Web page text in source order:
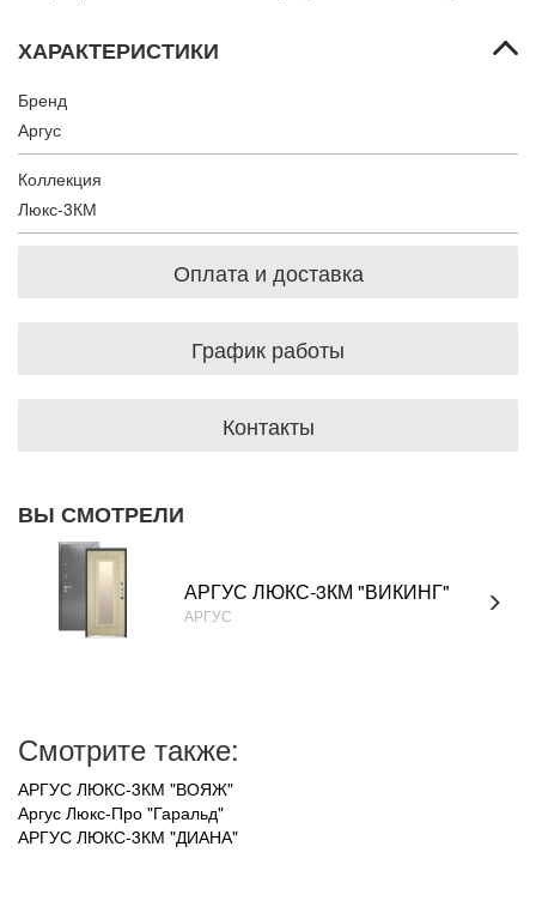
ХАРАКТЕРИСТИКИ
Бренд
Аргус
Коллекция
Люкс-3КМ
Оплата и доставка
График работы
Контакты
ВЫ СМОТРЕЛИ
АРГУС ЛЮКС-3КМ "ВИКИНГ"
АРГУС
Смотрите также:
АРГУС ЛЮКС-3КМ "ВОЯЖ"
Аргус Люкс-Про "Гаральд"
АРГУС ЛЮКС-3КМ "ДИАНА"